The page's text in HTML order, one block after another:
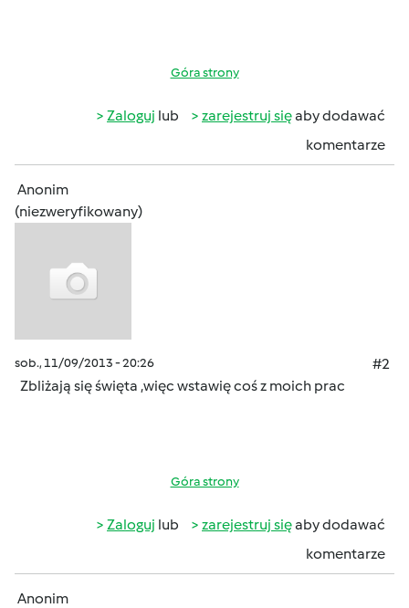
Góra strony
Zaloguj lub zarejestruj sięaby dodawać
komentarze
Anonim
(niezweryfikowany)
sob., 11/09/2013 - 20:26
#2
Zbliżają się święta ,więc wstawię coś z moich prac
Góra strony
Zaloguj lub zarejestruj sięaby dodawać
komentarze
Anonim